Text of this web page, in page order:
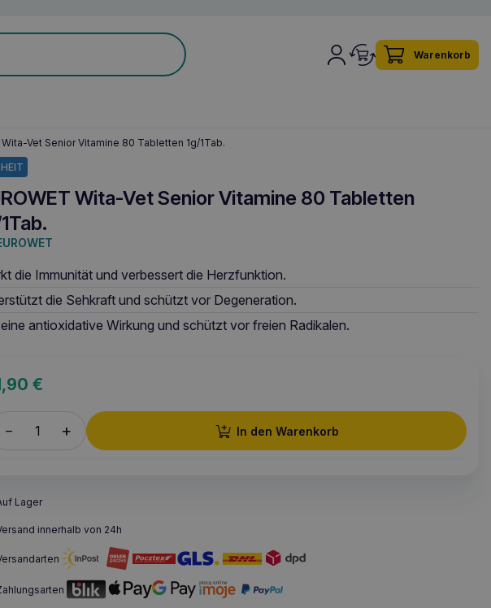
Warenkorb
Wita-Vet Senior Vitamine 80 Tabletten 1g/1Tab.
Wita-Vet Senior Vitamine 80 Tabletten
die Immunität und verbessert die Herzfunktion.
die Sehkraft und schützt vor Degeneration.
antioxidative Wirkung und schützt vor freien Radikalen.
€
– + In den Warenkorb
Lager
innerhalb von 24h